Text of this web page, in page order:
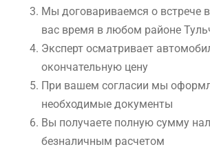
Мы договариваемся о встрече
вас время в любом районе
Эксперт осматривает
окончательную цену
При вашем согласии мы
необходимые документы
Вы получаете полную сумму
безналичным расчетом